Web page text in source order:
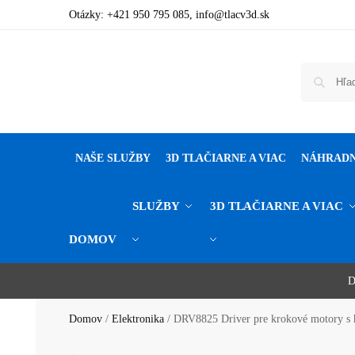
Otázky: +421 950 795 085, info@tlacv3d.sk
NAŠE SLUŽBY 3D TLAČIARNE A VIAC
DOMOV
SLUŽBY 3D TLAČIARNE A VIAC
Objavte svet 3D tlače, 3D
Zľava 1 % pri platbe
Potrebujete poradiť alebo ste
Domov / Elektronika / DRV8825 Driver pre krokové motory